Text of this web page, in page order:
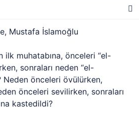
Mustafa İslamoğlu
ilk muhatabına, önceleri “el-
sonraları neden “el-
Neden önceleri övülürken,
önceleri sevilirken, sonraları
kastedildi?